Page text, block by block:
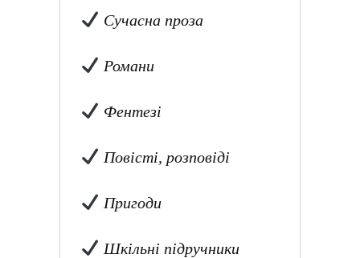
Сучасна проза
Романи
Фентезі
Повісті, розповіді
Пригоди
Шкільні підручники